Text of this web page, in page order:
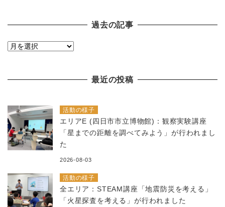
過去の記事
過
最近の投稿
活動の様子
エリアE (四日市市立博物館)：観察実験講座
「星までの距離を調べてみよう」が行われまし
た
2026-08-03
活動の様子
全エリア：STEAM講座「地震防災を考える」
「火星探査を考える」が行われました